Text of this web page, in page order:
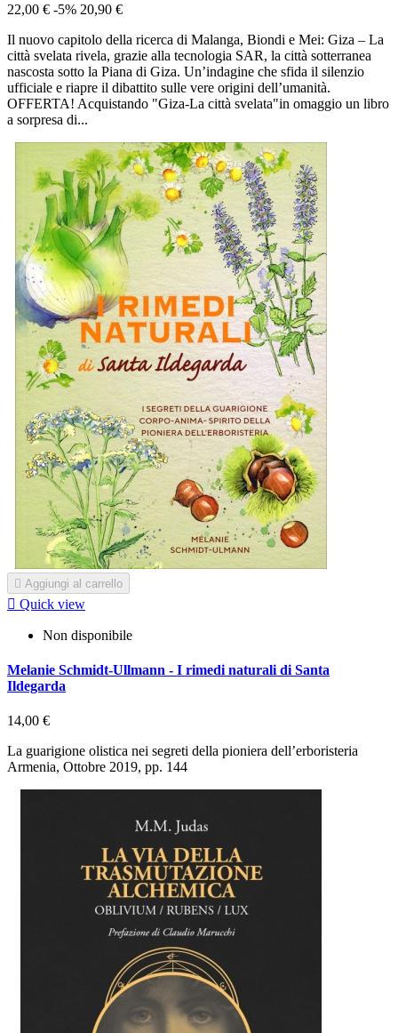
22,00 € -5% 20,90 €
Il nuovo capitolo della ricerca di Malanga, Biondi e Mei: Giza – La
città svelata rivela, grazie alla tecnologia SAR, la città sotterranea
nascosta sotto la Piana di Giza. Un’indagine che sfida il silenzio
ufficiale e riapre il dibattito sulle vere origini dell’umanità.
OFFERTA! Acquistando "Giza-La città svelata"in omaggio un libro
a sorpresa di...
 Aggiungi al carrello
 Quick view
Non disponibile
Melanie Schmidt-Ullmann - I rimedi naturali di Santa
Ildegarda
14,00 €
La guarigione olistica nei segreti della pioniera dell’erboristeria
Armenia, Ottobre 2019, pp. 144